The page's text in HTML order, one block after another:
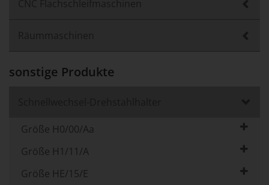
sonstige Produkte
Größe H0/00/Aa
Größe H1/11/A
Größe HE/15/E